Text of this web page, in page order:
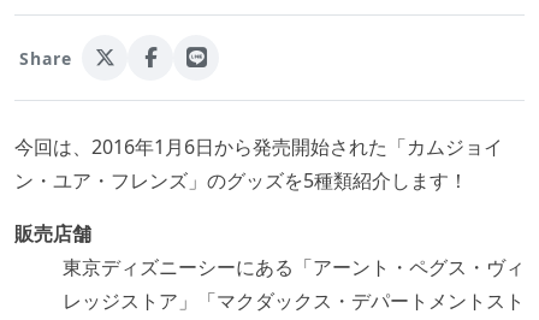
Share
今回は、2016年1月6日から発売開始された「カムジョイ
ン・ユア・フレンズ」のグッズを5種類紹介します！
販売店舗
東京ディズニーシーにある「アーント・ペグス・ヴィ
レッジストア」「マクダックス・デパートメントスト